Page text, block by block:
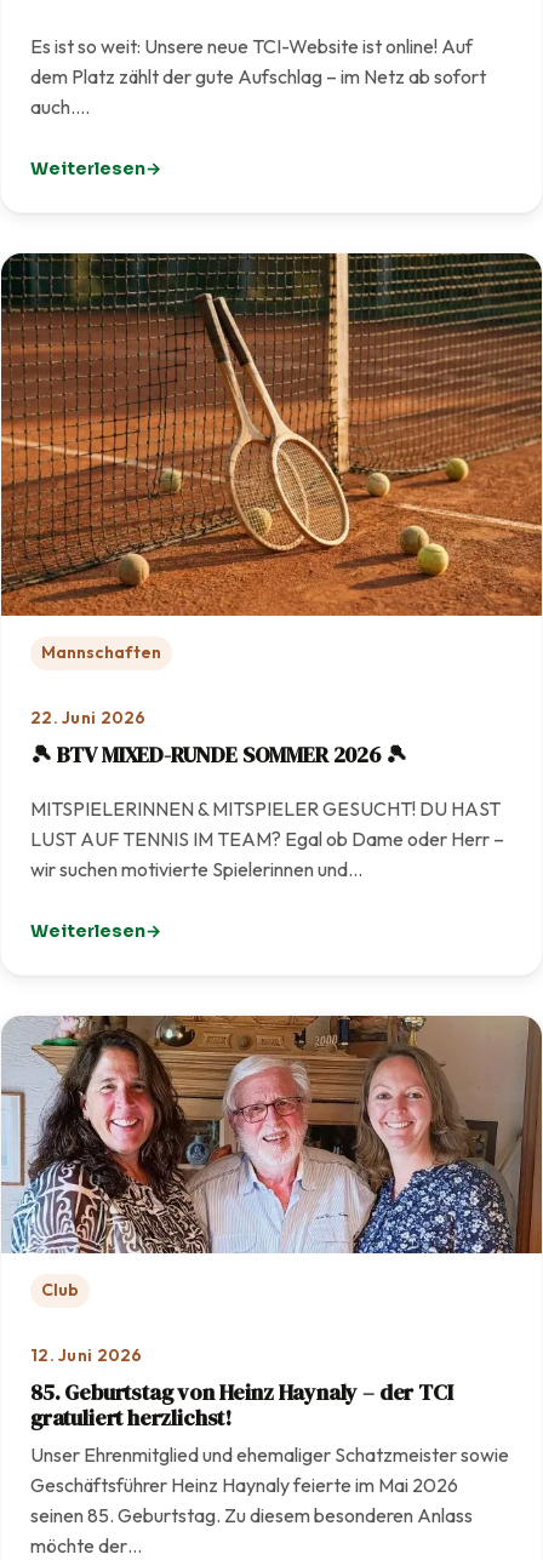
Es ist so weit: Unsere neue TCI-Website ist online! Auf
dem Platz zählt der gute Aufschlag – im Netz ab sofort
auch.…
Weiterlesen
: Unsere neue Website ist live!
Mannschaften
22. Juni 2026
🎾 BTV MIXED-RUNDE SOMMER 2026 🎾
MITSPIELERINNEN & MITSPIELER GESUCHT! DU HAST
LUST AUF TENNIS IM TEAM? Egal ob Dame oder Herr –
wir suchen motivierte Spielerinnen und…
Weiterlesen
: 🎾 BTV MIXED-RUNDE SOMMER 2026 🎾
Club
12. Juni 2026
85. Geburtstag von Heinz Haynaly – der TCI
gratuliert herzlichst!
Unser Ehrenmitglied und ehemaliger Schatzmeister sowie
Geschäftsführer Heinz Haynaly feierte im Mai 2026
seinen 85. Geburtstag. Zu diesem besonderen Anlass
möchte der…